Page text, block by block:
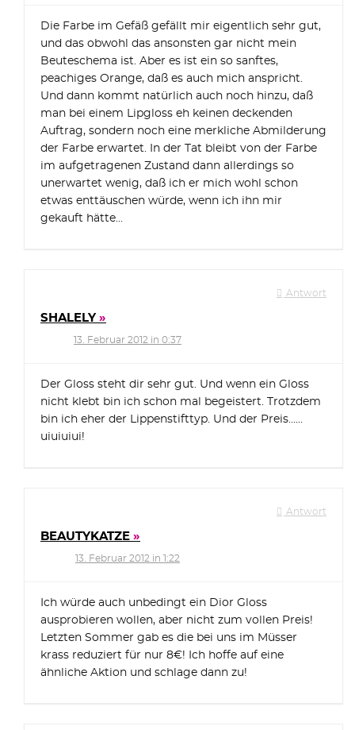
Die Farbe im Gefäß gefällt mir eigentlich sehr gut,
und das obwohl das ansonsten gar nicht mein
Beuteschema ist. Aber es ist ein so sanftes,
peachiges Orange, daß es auch mich anspricht.
Und dann kommt natürlich auch noch hinzu, daß
man bei einem Lipgloss eh keinen deckenden
Auftrag, sondern noch eine merkliche Abmilderung
der Farbe erwartet. In der Tat bleibt von der Farbe
im aufgetragenen Zustand dann allerdings so
unerwartet wenig, daß ich er mich wohl schon
etwas enttäuschen würde, wenn ich ihn mir
gekauft hätte…
Antwort
SHALELY
13. Februar 2012 in 0:37
Der Gloss steht dir sehr gut. Und wenn ein Gloss
nicht klebt bin ich schon mal begeistert. Trotzdem
bin ich eher der Lippenstifttyp. Und der Preis……
uiuiuiui!
Antwort
BEAUTYKATZE
13. Februar 2012 in 1:22
Ich würde auch unbedingt ein Dior Gloss
ausprobieren wollen, aber nicht zum vollen Preis!
Letzten Sommer gab es die bei uns im Müsser
krass reduziert für nur 8€! Ich hoffe auf eine
ähnliche Aktion und schlage dann zu!